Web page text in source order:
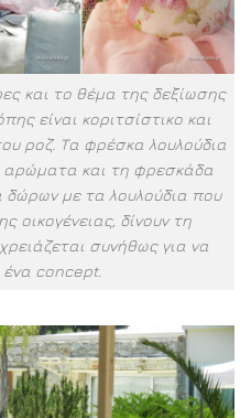
και το θέμα της δεξίωσης
είναι κοριτσίστικο και
ροζ. Τα φρέσκα λουλούδια
και τη φρεσκάδα
δώρων με τα λουλούδια που
οικογένειας, δίνουν τη
συνήθως για να
ένα concept.